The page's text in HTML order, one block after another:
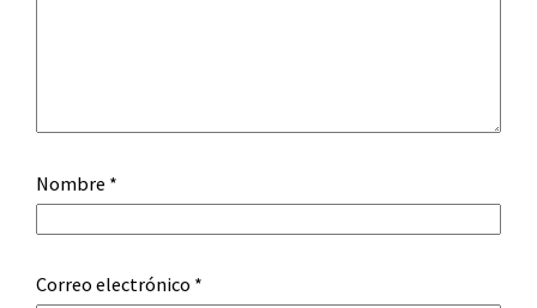
Nombre *
Correo electrónico *